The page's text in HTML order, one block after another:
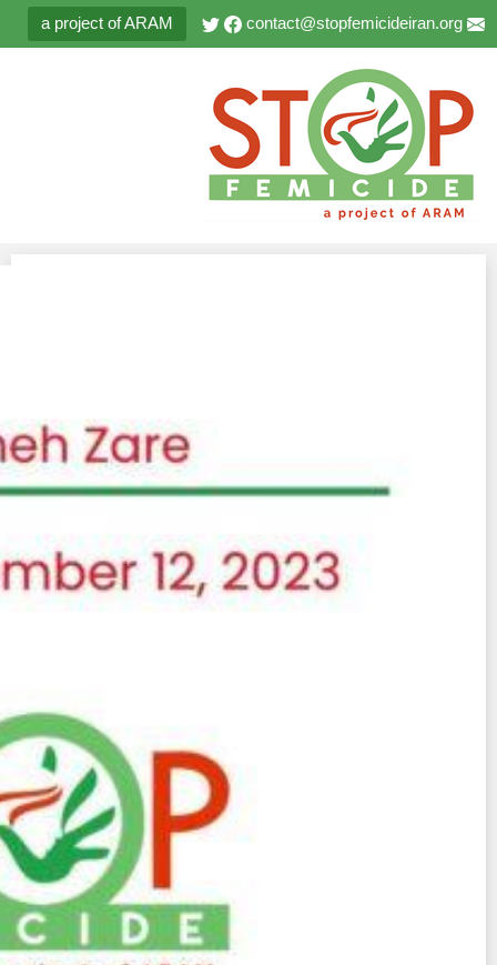
contact@stopfemicideiran.org
a project of ARAM